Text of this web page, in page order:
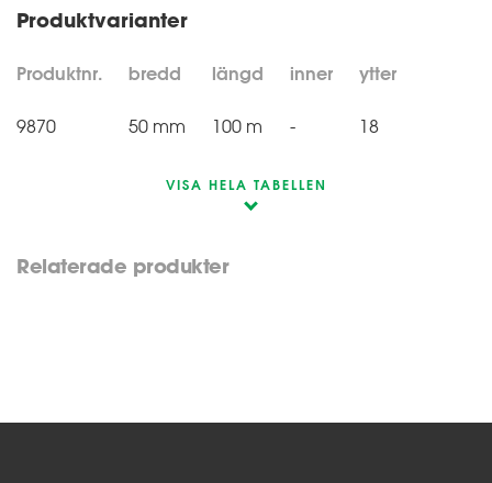
Produktvarianter
Produktnr. bredd längd inner ytter
9870 50 mm 100 m - 18
VISA HELA TABELLEN
Relaterade produkter